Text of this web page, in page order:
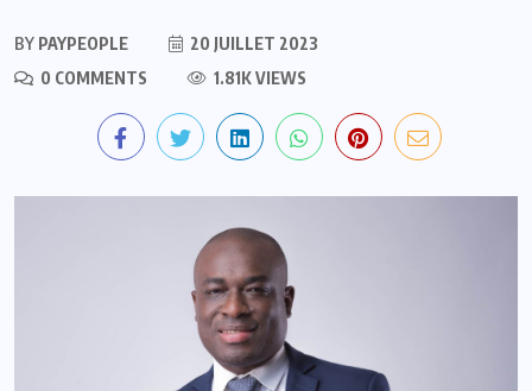
BY PAYPEOPLE
20 JUILLET 2023
0 COMMENTS
1.81K VIEWS